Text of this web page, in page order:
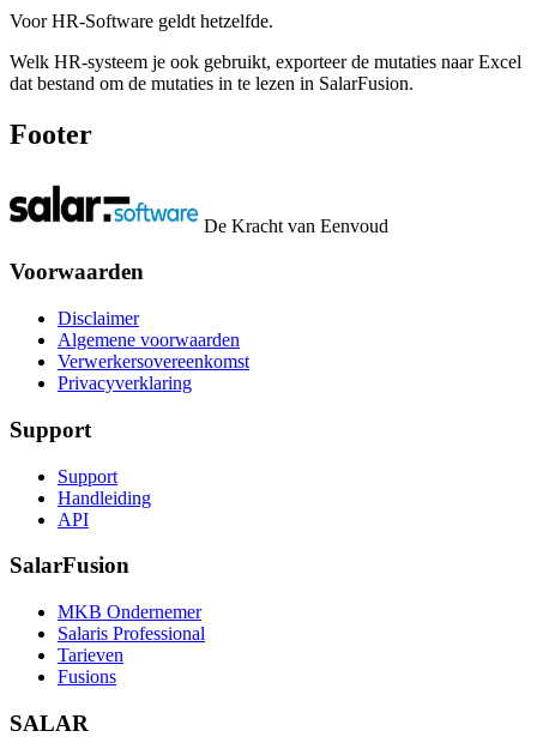
Voor HR-Software geldt hetzelfde.
Welk HR-systeem je ook gebruikt, exporteer de mutaties naar Excel
dat bestand om de mutaties in te lezen in SalarFusion.
Footer
De Kracht van Eenvoud
Voorwaarden
Disclaimer
Algemene voorwaarden
Verwerkersovereenkomst
Privacyverklaring
Support
Support
Handleiding
API
SalarFusion
MKB Ondernemer
Salaris Professional
Tarieven
Fusions
SALAR